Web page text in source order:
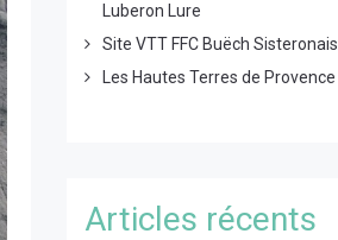
Luberon Lure
Site VTT FFC Buëch Sisteronais
Les Hautes Terres de Provence
Articles récents